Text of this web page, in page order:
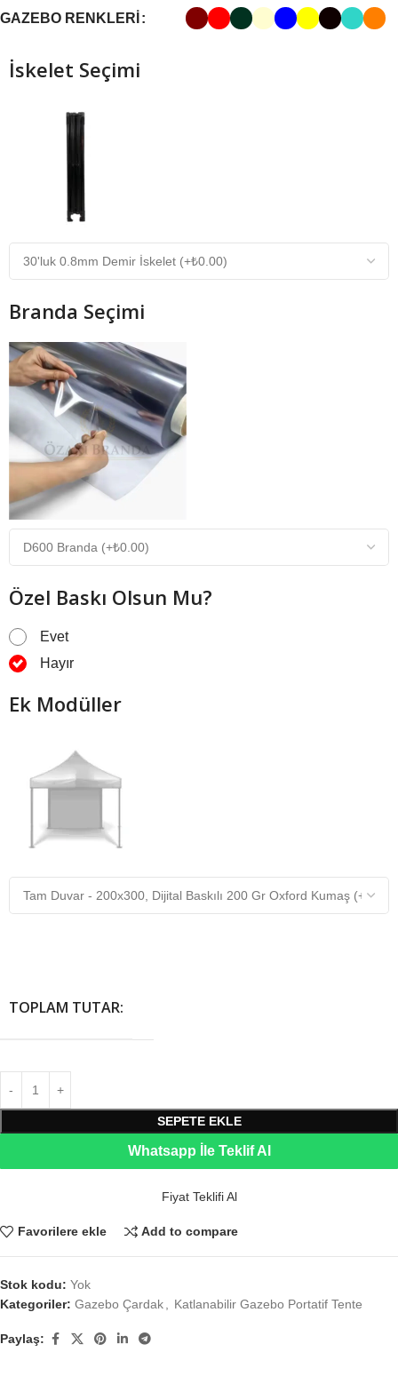
GAZEBO RENKLERI
İskelet Seçimi
Branda Seçimi
Özel Baskı Olsun Mu?
Evet
Hayır
Ek Modüller
TOPLAM TUTAR:
SEPETE EKLE
Whatsapp İle Teklif Al
Fiyat Teklifi Al
Favorilere ekle Add to compare
Stok kodu: Yok
Kategoriler: Gazebo Çardak Katlanabilir Gazebo Portatif Tente
Paylaş: